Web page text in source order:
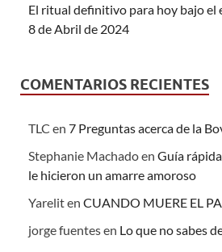
El ritual definitivo para hoy bajo el
8 de Abril de 2024
COMENTARIOS RECIENTES
TLC en 7 Preguntas acerca de la
Stephanie Machadoen Guía
le hicieron un amarre amoroso
Yareliten CUANDO MUERE EL
jorge fuentesen Lo que no sabes